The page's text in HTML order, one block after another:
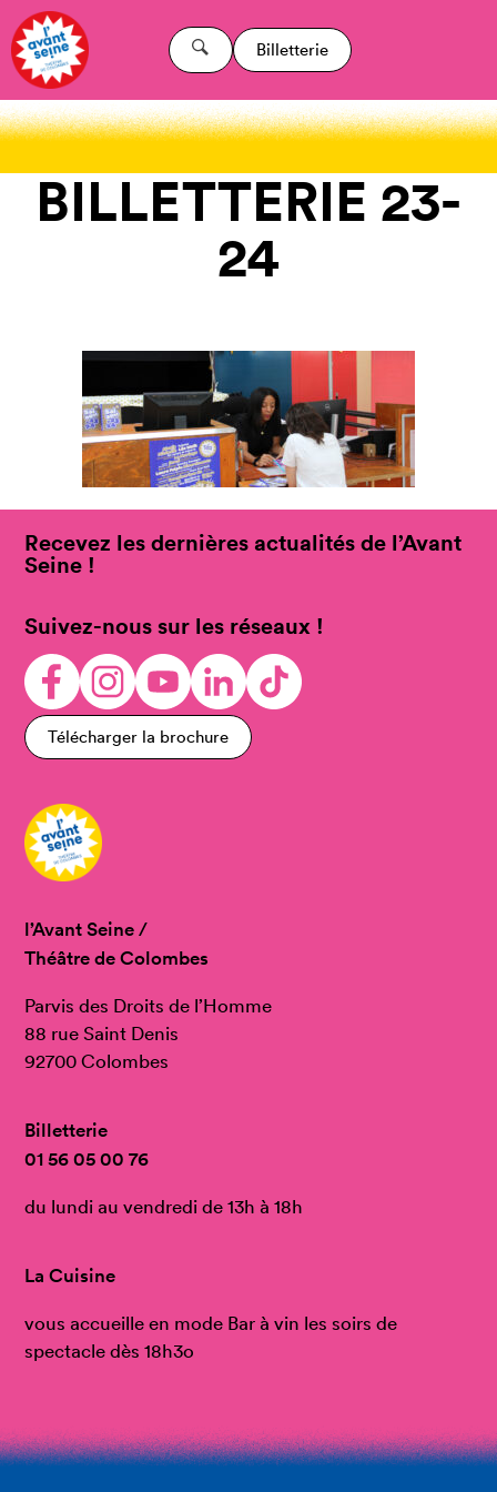
Billetterie
BILLETTERIE 23-
24
Recevez les dernières actualités de l’Avant
Seine !
Suivez-nous sur les réseaux !
Télécharger la brochure
l’Avant Seine /
Théâtre de Colombes
Parvis des Droits de l’Homme
88 rue Saint Denis
92700 Colombes
Billetterie
01 56 05 00 76
du lundi au vendredi de 13h à 18h
La Cuisine
vous accueille en mode Bar à vin les soirs de
spectacle dès 18h3o